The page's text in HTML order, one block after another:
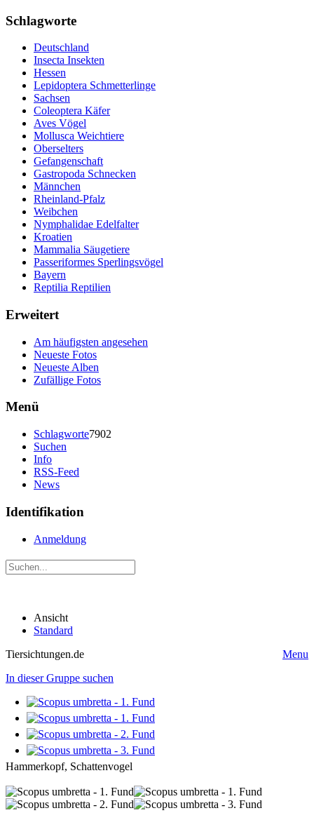
Schlagworte
Deutschland
Insecta Insekten
Hessen
Lepidoptera Schmetterlinge
Sachsen
Coleoptera Käfer
Aves Vögel
Mollusca Weichtiere
Oberselters
Gefangenschaft
Gastropoda Schnecken
Männchen
Rheinland-Pfalz
Weibchen
Nymphalidae Edelfalter
Kroatien
Mammalia Säugetiere
Passeriformes Sperlingsvögel
Bayern
Reptilia Reptilien
Erweitert
Am häufigsten angesehen
Neueste Fotos
Neueste Alben
Zufällige Fotos
Menü
Schlagworte7902
Suchen
Info
RSS-Feed
News
Identifikation
Anmeldung
Ansicht
Standard
Tiersichtungen.de
Menu
In dieser Gruppe suchen
Hammerkopf, Schattenvogel